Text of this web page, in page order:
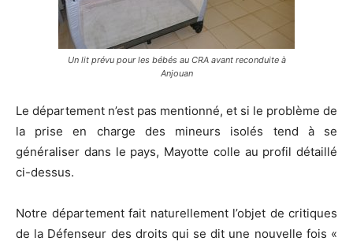
Un lit prévu pour les bébés au CRA avant reconduite à
Anjouan
Le département n’est pas mentionné, et si le problème de
la prise en charge des mineurs isolés tend à se
généraliser dans le pays, Mayotte colle au profil détaillé
ci-dessus.
Notre département fait naturellement l’objet de critiques
de la Défenseur des droits qui se dit une nouvelle fois «